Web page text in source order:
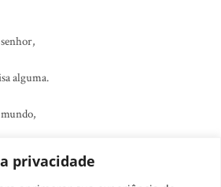
privacidade
alguma.